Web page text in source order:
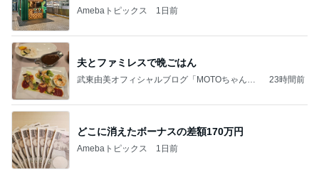
Amebaトピックス 1日前
夫とファミレスで晩ごはん
武東由美オフィシャルブログ「MOTOちゃんと
23時間前
どこに消えたボーナスの差額170万円
Amebaトピックス 1日前